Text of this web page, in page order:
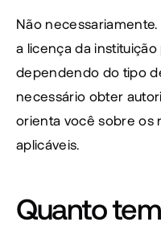
Não
a licença da
dependendo do tipo
necessário obter
orienta você sobre os
aplicáveis.
Quanto